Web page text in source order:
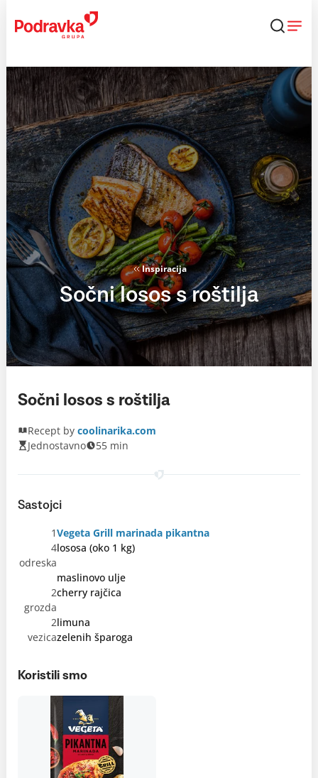
content
Inspiracija
Sočni losos s roštilja
Sočni losos s roštilja
Recept by coolinarika.com
Jednostavno
55 min
Sastojci
1Vegeta Grill marinada pikantna
4
odreska
lososa (oko 1 kg)
maslinovo ulje
2
grozda
cherry rajčica
2limuna
vezicazelenih šparoga
Koristili smo